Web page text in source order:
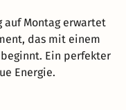
auf Montag erwartet
das mit einem
Ein perfekter
Energie.